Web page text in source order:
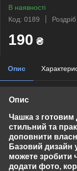
В наявності
Код: 0189
Роздріб
190 ₴
Опис
Опис
Чашка з
стильний та
доповнити
Базовий дизайн
можете
додати фото,